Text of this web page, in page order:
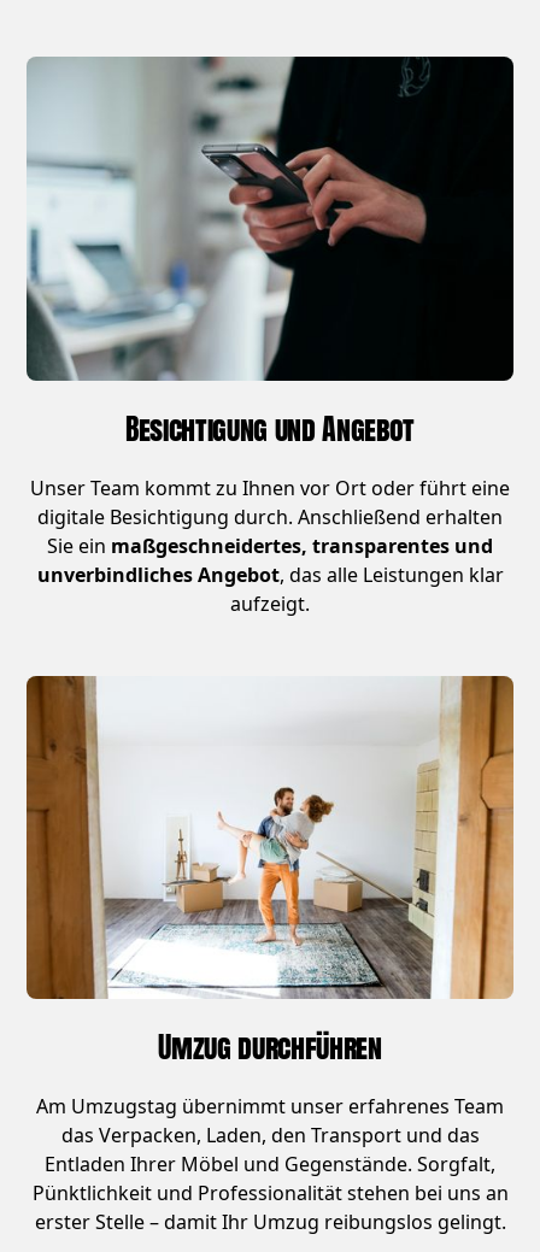
Besichtigung und Angebot
Unser Team kommt zu Ihnen vor Ort oder führt eine
digitale Besichtigung durch. Anschließend erhalten
Sie ein maßgeschneidertes, transparentes und
unverbindliches Angebot, das alle Leistungen klar
aufzeigt.
Umzug durchführen
Am Umzugstag übernimmt unser erfahrenes Team
das Verpacken, Laden, den Transport und das
Entladen Ihrer Möbel und Gegenstände. Sorgfalt,
Pünktlichkeit und Professionalität stehen bei uns an
erster Stelle – damit Ihr Umzug reibungslos gelingt.